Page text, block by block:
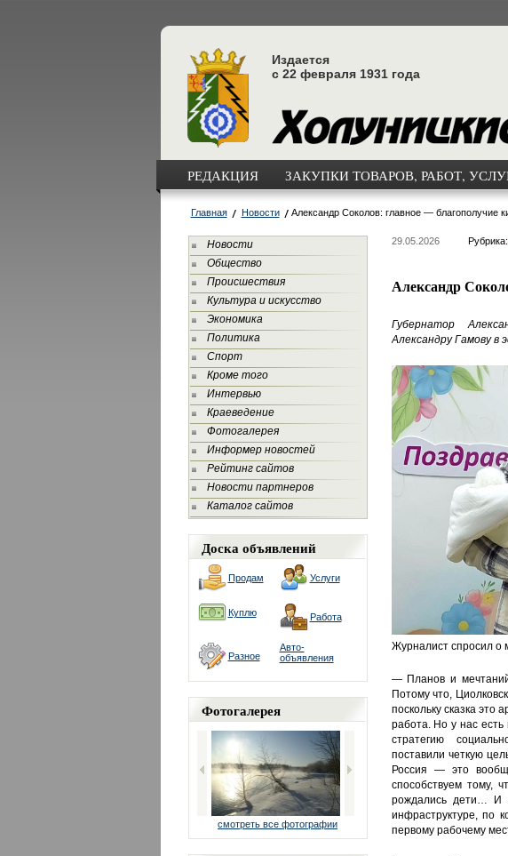
Издается
с 22 февраля 1931 года
РЕДАКЦИЯ ЗАКУПКИ ТОВАРОВ, РАБОТ,
Главная Новости Александр Соколов: главное — благополучие
Новости
Общество
Происшествия
Культура и искусство
Экономика
Политика
Спорт
Кроме того
Интервью
Краеведение
Фотогалерея
Информер новостей
Рейтинг сайтов
Новости партнеров
Каталог сайтов
Доска объявлений
Продам Услуги
Куплю Работа
Разное
Авто-
объявления
Фотогалерея
смотреть все фотографии
29.05.2026 Рубрика:
Александр
Губернатор
Александру Гамову в
Журналист спросил о
— Планов и
Потому что,
поскольку сказка это
работа. Но у нас
стратегию
поставили четкую
Россия — это
способствуем тому,
рождались дети… И
инфраструктуре, по
первому рабочему